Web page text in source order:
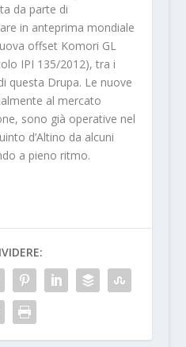
da parte di
in anteprima mondiale
offset Komori GL
IPI 135/2012), tra i
questa Drupa. Le nuove
al mercato
sono già operative nel
d’Altino da alcuni
a pieno ritmo.